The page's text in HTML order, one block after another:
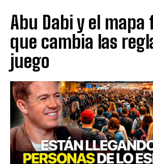
Abu Dabi y el mapa
que cambia las
juego